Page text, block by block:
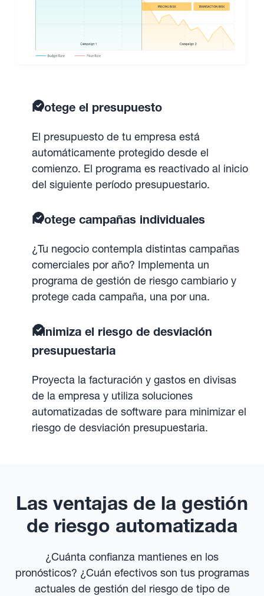
Protege el presupuesto
El presupuesto de tu empresa está
automáticamente protegido desde el
comienzo. El programa es reactivado al inicio
del siguiente período presupuestario.
Protege campañas individuales
¿Tu negocio contempla distintas campañas
comerciales por año? Implementa un
programa de gestión de riesgo cambiario y
protege cada campaña, una por una.
Minimiza el riesgo de desviación
presupuestaria
Proyecta la facturación y gastos en divisas
de la empresa y utiliza soluciones
automatizadas de software para minimizar el
riesgo de desviación presupuestaria.
Las ventajas de la gestión
de riesgo automatizada
¿Cuánta confianza mantienes en los
pronósticos? ¿Cuán efectivos son tus programas
actuales de gestión del riesgo de tipo de